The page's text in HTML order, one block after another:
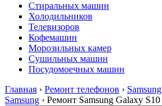
Стиральных машин
Холодильников
Телевизоров
Кофемашин
Морозильных камер
Сушильных машин
Посудомоечных машин
Главная › Ремонт телефонов › Samsung
Samsung › Ремонт Samsung Galaxy S10